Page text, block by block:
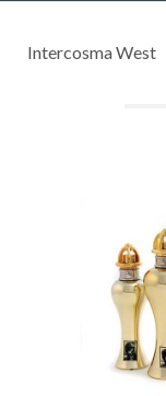
Intercosma West